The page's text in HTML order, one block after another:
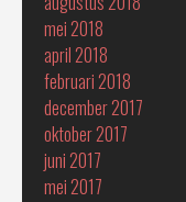
mei 2018
april 2018
februari 2018
december 2017
oktober 2017
juni 2017
mei 2017